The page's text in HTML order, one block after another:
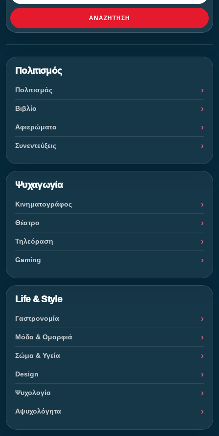
ΑΝΑΖΉΤΗΣΗ
Πολιτισμός
Πολιτισμός
Βιβλίο
Αφιερώματα
Συνεντεύξεις
Ψυχαγωγία
Κινηματογράφος
Θέατρο
Τηλεόραση
Gaming
Life & Style
Γαστρονομία
Μόδα & Ομορφιά
Σώμα & Υγεία
Design
Ψυχολογία
Αψυχολόγητα